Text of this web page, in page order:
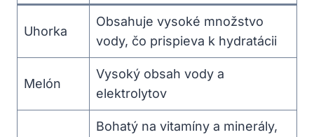
Uhorka
Obsahuje vysoké množstvo
vody, čo prispieva k hydratácii
Melón
Vysoký obsah vody a
elektrolytov
Bohatý na vitamíny a minerály,